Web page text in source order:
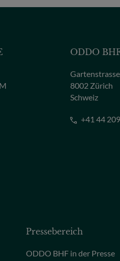
ODDO
8002 Zürich
Schweiz
+41 44
Pressebereich
ODDO BHF in der Presse